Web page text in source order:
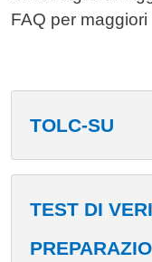
FAQ per
TOLC-SU
TEST DI